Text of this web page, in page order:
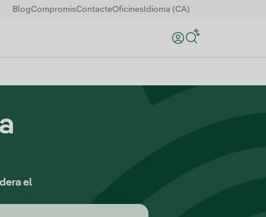
BlogCompromisContacteOficines Idioma (CA)
Search
per a Negocis Iberdrola
el